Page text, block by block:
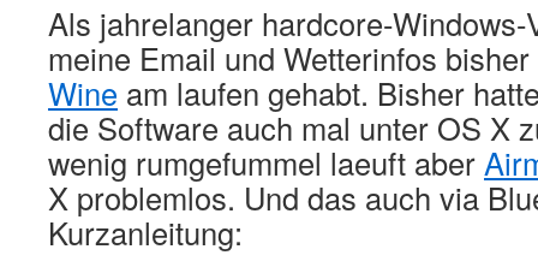
Als jahrelanger hardcore-
meine Email und Wetterinfos
Wine am laufen gehabt. Bisher
die Software auch mal unter OS X
wenig rumgefummel laeuft aber
X problemlos. Und das auch via
Kurzanleitung: